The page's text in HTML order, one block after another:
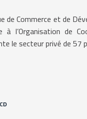
de Commerce et de
l’Organisation de
le secteur privé de 57